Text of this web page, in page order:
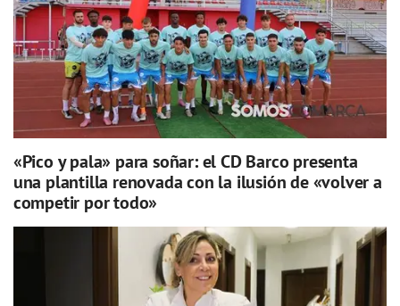
«Pico y pala» para soñar: el CD Barco presenta
una plantilla renovada con la ilusión de «volver a
competir por todo»